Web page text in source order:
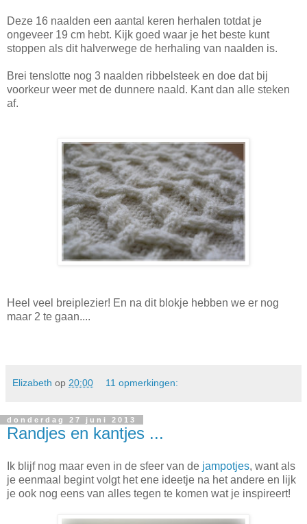
Deze 16 naalden een aantal keren herhalen totdat je
ongeveer 19 cm hebt. Kijk goed waar je het beste kunt
stoppen als dit halverwege de herhaling van naalden is.
Brei tenslotte nog 3 naalden ribbelsteek en doe dat bij
voorkeur weer met de dunnere naald. Kant dan alle steken
af.
Heel veel breiplezier! En na dit blokje hebben we er nog
maar 2 te gaan....
Elizabeth op 20:00 11 opmerkingen:
donderdag 27 juni 2013
Randjes en kantjes ...
Ik blijf nog maar even in de sfeer van de jampotjes, want als
je eenmaal begint volgt het ene ideetje na het andere en lijk
je ook nog eens van alles tegen te komen wat je inspireert!